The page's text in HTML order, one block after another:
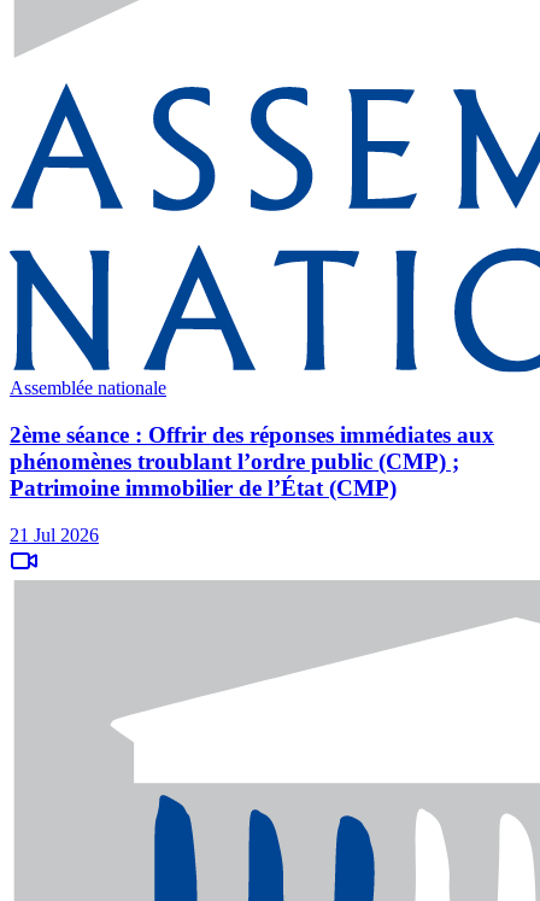
Assemblée nationale
2ème séance : Offrir des réponses immédiates aux
phénomènes troublant l’ordre public (CMP) ;
Patrimoine immobilier de l’État (CMP)
21 Jul 2026